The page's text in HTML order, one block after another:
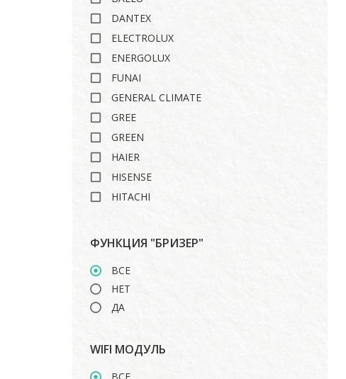
DANTEX
ELECTROLUX
ENERGOLUX
FUNAI
GENERAL CLIMATE
GREE
GREEN
HAIER
HISENSE
HITACHI
LANKORA
MARSA
MDV
MIDEA
ROYAL CLIMA
TOSHIBA
ФУНКЦИЯ "БРИЗЕР"
ВСЕ
НЕТ
ДА
WIFI МОДУЛЬ